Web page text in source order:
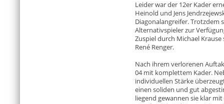
Leider war der 12er Kader
Heinold und Jens
Diagonalangreifer. Trotzdem
Alternativspieler zur
Zuspiel durch Michael
René Renger.
Nach ihrem verlorenen
04 mit komplettem Kader.
individuellen Stärke
einen soliden und gut
liegend gewannen sie klar